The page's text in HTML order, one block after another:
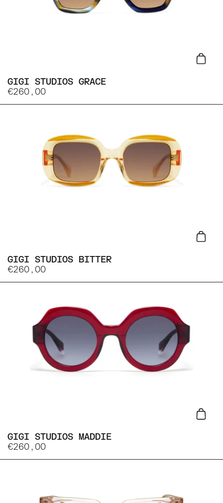
GIGI STUDIOS GRACE
€260,00
GIGI STUDIOS BITTER
€260,00
GIGI STUDIOS MADDIE
€260,00